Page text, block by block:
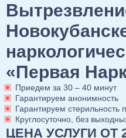
Вывод из запоя в
Капельница от запоя
Капельница от
Детокс капельница
Вызов нарколога на дом
Детоксикация
Срочный вывод из
Экстренное
Вытрезвление на дому
Лечение наркомании
Снятие ломки
Кодирование
УБОД
Нарколог на дом
Консультация нарколога
Консультация
Наркологическая
Алкоголизм
Лечение алкоголизма
Лечение алкоголизма
Лечение алкоголизма
Лечение алкоголизма
Лечение пивного
Нарколог на дом
Кодирование
Кодирование от
Кодирование на дому
Двойной блок
Похмелье
Лечение похмелья
Психиатрия
«Первая
Приедем за 30 – 40 минут
Гарантируем анонимность
Гарантируем стерильность
Круглосуточно, без
ЦЕНА УСЛУГИ ОТ